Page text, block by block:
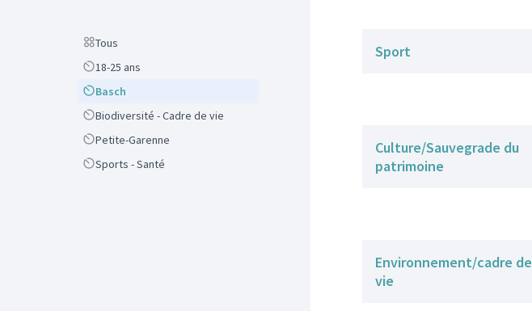
Scope
Tous
Scope18-25 ans
ScopeBasch
ScopeBiodiversité - Cadre de vie
ScopePetite-Garenne
ScopeSports - Santé
Sport
Culture/Sauvegrade du
patrimoine
Environnement/cadre de
vie